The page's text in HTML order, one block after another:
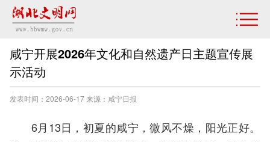
咸宁开展2026年文化和自然遗产日主题宣传展
示活动
发表时间：2026-06-17 来源：咸宁日报
6月13日，初夏的咸宁，微风不燥，阳光正好。